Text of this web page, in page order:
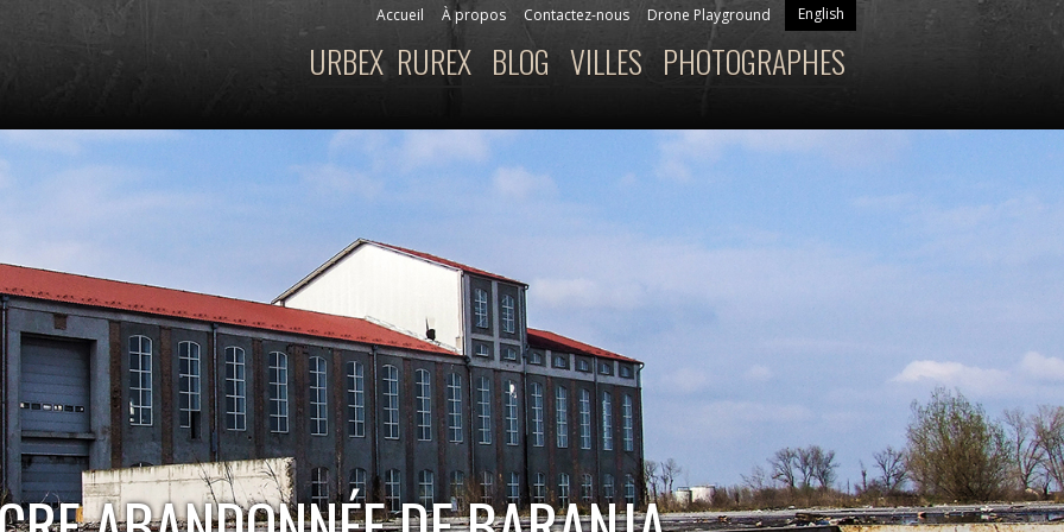
English
Accueil À propos Contactez-nous Drone Playground
Menu principal PHOTOGRAPHES
VILLES
BLOG
RUREX
URBEX